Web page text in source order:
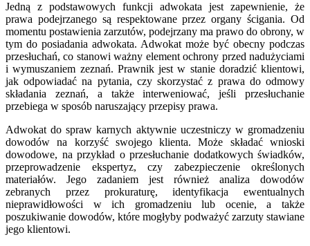
Jedną z podstawowych funkcji adwokata jest zapewnienie, że
prawa podejrzanego są respektowane przez organy ścigania. Od
momentu postawienia zarzutów, podejrzany ma prawo do obrony, w
tym do posiadania adwokata. Adwokat może być obecny podczas
przesłuchań, co stanowi ważny element ochrony przed nadużyciami
i wymuszaniem zeznań. Prawnik jest w stanie doradzić klientowi,
jak odpowiadać na pytania, czy skorzystać z prawa do odmowy
składania zeznań, a także interweniować, jeśli przesłuchanie
przebiega w sposób naruszający przepisy prawa.
Adwokat do spraw karnych aktywnie uczestniczy w gromadzeniu
dowodów na korzyść swojego klienta. Może składać wnioski
dowodowe, na przykład o przesłuchanie dodatkowych świadków,
przeprowadzenie ekspertyz, czy zabezpieczenie określonych
materiałów. Jego zadaniem jest również analiza dowodów
zebranych przez prokuraturę, identyfikacja ewentualnych
nieprawidłowości w ich gromadzeniu lub ocenie, a także
poszukiwanie dowodów, które mogłyby podważyć zarzuty stawiane
jego klientowi.